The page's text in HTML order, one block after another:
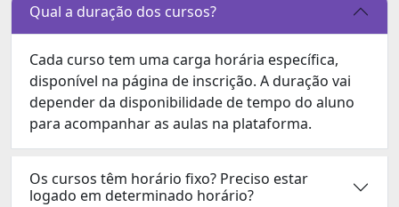
Qual a duração dos cursos?
Cada curso tem uma carga horária específica,
disponível na página de inscrição. A duração vai
depender da disponibilidade de tempo do aluno
para acompanhar as aulas na plataforma.
Os cursos têm horário fixo? Preciso estar
logado em determinado horário?